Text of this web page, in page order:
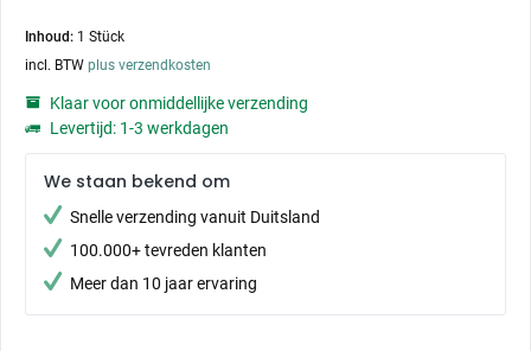
Inhoud: 1 Stück
incl. BTW plus verzendkosten
Klaar voor onmiddellijke verzending
Levertijd: 1-3 werkdagen
We staan bekend om
Snelle verzending vanuit Duitsland
100.000+ tevreden klanten
Meer dan 10 jaar ervaring